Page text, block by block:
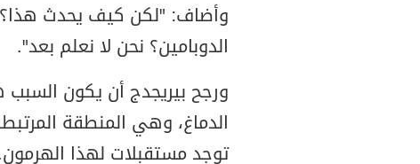
وأضاف: "لكن كيف يحدث هذا؟
الدوبامين؟ نحن لا نعلم بعد".
ورجح بيريجدج أن يكون السبب
الدماغ، وهي المنطقة
توجد مستقبلات لهذا